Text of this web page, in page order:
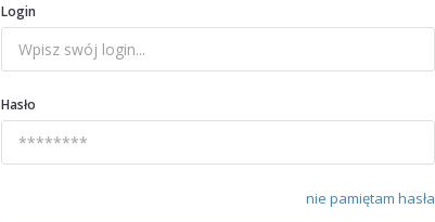
Login
Hasło
nie pamiętam hasła